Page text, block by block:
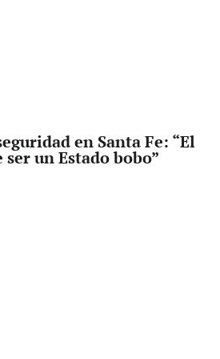
en Santa Fe: “El
un Estado bobo”